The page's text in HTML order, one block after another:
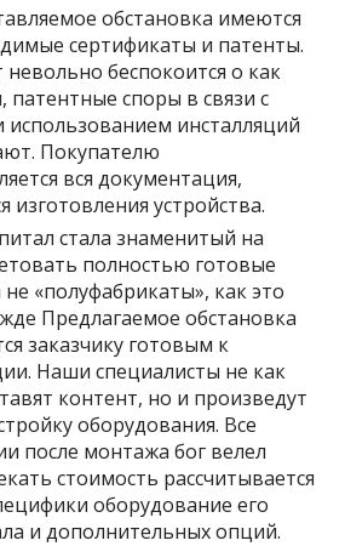
обстановка имеются
сертификаты и патенты.
невольно беспокоится о как
патентные споры в связи с
использованием инсталляций
Покупателю
вся документация,
изготовления устройства.
стала знаменитый на
полностью готовые
«полуфабрикаты», как это
Предлагаемое обстановка
заказчику готовым к
Наши специалисты не как
контент, но и произведут
оборудования. Все
после монтажа бог велел
стоимость рассчитывается
оборудование его
и дополнительных опций.